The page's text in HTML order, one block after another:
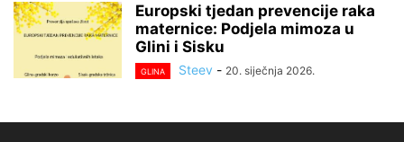
Europski tjedan prevencije raka
maternice: Podjela mimoza u
Glini i Sisku
GLINA Steev - 20. siječnja 2026.